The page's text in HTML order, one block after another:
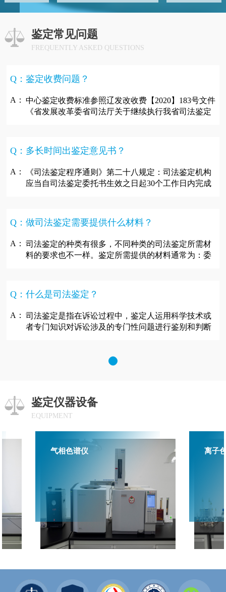
鉴定常见问题
FREQUENTLY ASKED QUESTIONS
Q：鉴定收费问题？
A： 中心鉴定收费标准参照辽发改收费【2020】183号文件
《省发展改革委省司法厅关于继续执行我省司法鉴定
Q：多长时间出鉴定意见书？
A：
《司法鉴定程序通则》第二十八规定：司法鉴定机构
应当自司法鉴定委托书生效之日起30个工作日内完成
Q：做司法鉴定需要提供什么材料？
A： 司法鉴定的种类有很多，不同种类的司法鉴定所需材
料的要求也不一样。鉴定所需提供的材料通常为：委
Q：什么是司法鉴定？
A： 司法鉴定是指在诉讼过程中，鉴定人运用科学技术或
者专门知识对诉讼涉及的专门性问题进行鉴别和判断
鉴定仪器设备
EQUIPMENT
气相色谱仪 离子色谱